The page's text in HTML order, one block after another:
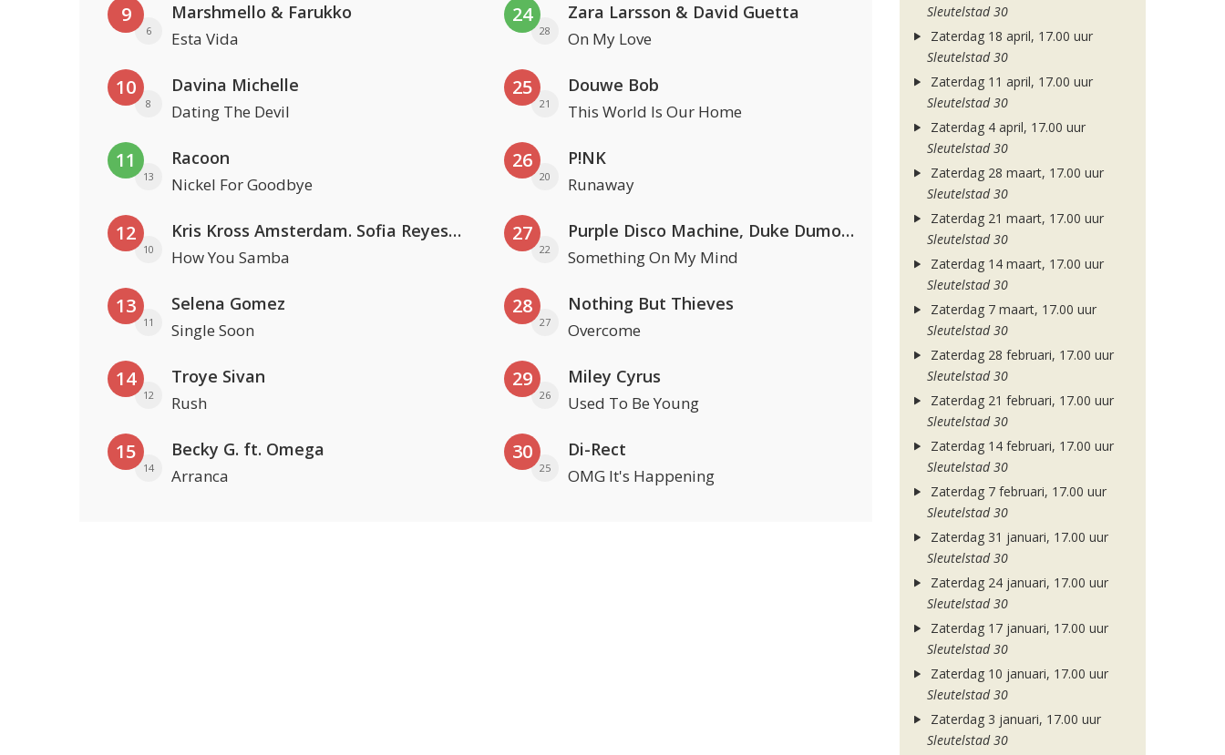
9
6
Marshmello & Farukko
Esta Vida
10
8
Davina Michelle
Dating The Devil
11
13
Racoon
Nickel For Goodbye
12
10
Kris Kross Amsterdam. Sofia Reyes & Tinie Tempah
How You Samba
13
11
Selena Gomez
Single Soon
14
12
Troye Sivan
Rush
15
14
Becky G. ft. Omega
Arranca
24
28
Zara Larsson & David Guetta
On My Love
25
21
Douwe Bob
This World Is Our Home
26
20
P!NK
Runaway
27
22
Purple Disco Machine, Duke Dumont & Nothing But Thieves
Something On My Mind
28
27
Nothing But Thieves
Overcome
29
26
Miley Cyrus
Used To Be Young
30
25
Di-Rect
OMG It's Happening
Sleutelstad 30
Zaterdag 18 april, 17.00 uur
Sleutelstad 30
Zaterdag 11 april, 17.00 uur
Sleutelstad 30
Zaterdag 4 april, 17.00 uur
Sleutelstad 30
Zaterdag 28 maart, 17.00 uur
Sleutelstad 30
Zaterdag 21 maart, 17.00 uur
Sleutelstad 30
Zaterdag 14 maart, 17.00 uur
Sleutelstad 30
Zaterdag 7 maart, 17.00 uur
Sleutelstad 30
Zaterdag 28 februari, 17.00 uur
Sleutelstad 30
Zaterdag 21 februari, 17.00 uur
Sleutelstad 30
Zaterdag 14 februari, 17.00 uur
Sleutelstad 30
Zaterdag 7 februari, 17.00 uur
Sleutelstad 30
Zaterdag 31 januari, 17.00 uur
Sleutelstad 30
Zaterdag 24 januari, 17.00 uur
Sleutelstad 30
Zaterdag 17 januari, 17.00 uur
Sleutelstad 30
Zaterdag 10 januari, 17.00 uur
Sleutelstad 30
Zaterdag 3 januari, 17.00 uur
Sleutelstad 30